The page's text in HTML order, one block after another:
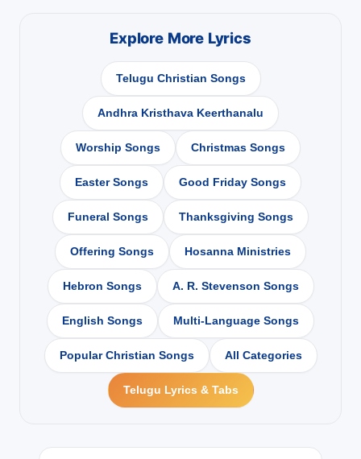
Explore More Lyrics
Telugu Christian Songs
Andhra Kristhava Keerthanalu
Worship Songs Christmas Songs
Easter Songs Good Friday Songs
Funeral Songs Thanksgiving Songs
Offering Songs Hosanna Ministries
Hebron Songs A. R. Stevenson Songs
English Songs Multi-Language Songs
Popular Christian Songs All Categories
Telugu Lyrics & Tabs